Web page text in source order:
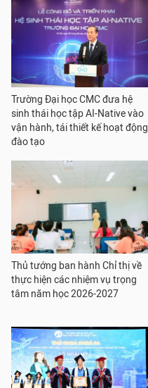
Trường Đại học CMC đưa hệ
sinh thái học tập AI-Native vào
vận hành, tái thiết kế hoạt động
đào tạo
Thủ tướng ban hành Chỉ thị về
thực hiện các nhiệm vụ trọng
tâm năm học 2026-2027